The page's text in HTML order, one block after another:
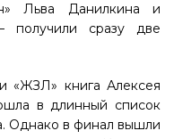
Льва Данилкина и
получили сразу две
«ЖЗЛ» книга Алексея
в длинный список
Однако в финал вышли